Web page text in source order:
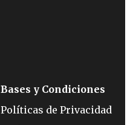
Bases y Condiciones
Políticas de Privacidad